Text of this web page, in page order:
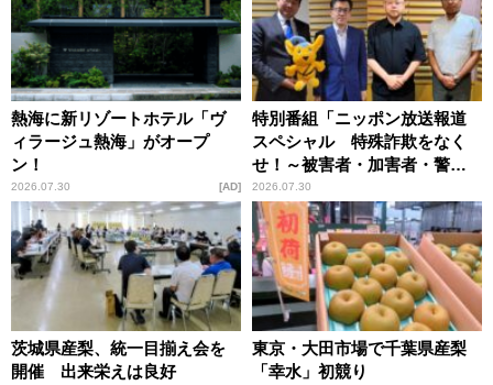
熱海に新リゾートホテル「ヴ
ィラージュ熱海」がオープ
ン！
2026.07.30 AD
特別番組「ニッポン放送報道
スペシャル 特殊詐欺をなく
せ！～被害者・加害者・警視
庁が語るトクリュウの実態
～」放送
2026.07.30
茨城県産梨、統一目揃え会を
開催 出来栄えは良好
東京・大田市場で千葉県産梨
「幸水」初競り